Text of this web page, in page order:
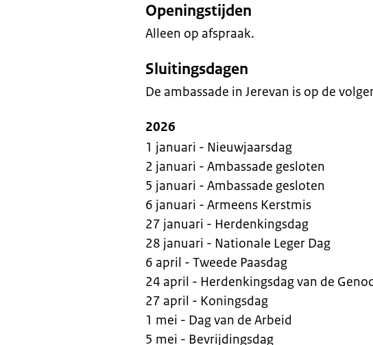
Openingstijden
Alleen op afspraak.
Sluitingsdagen
De ambassade in Jerevan is op de
2026
1 januari - Nieuwjaarsdag
2 januari - Ambassade gesloten
5 januari - Ambassade gesloten
6 januari - Armeens Kerstmis
27 januari - Herdenkingsdag
28 januari - Nationale Leger Dag
6 april - Tweede Paasdag
24 april - Herdenkingsdag van de
27 april - Koningsdag
1 mei - Dag van de Arbeid
5 mei - Bevrijdingsdag